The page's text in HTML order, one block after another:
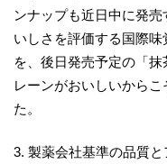
ンナップも近日中に発
いしさを評価する国際
を、後日発売予定の「
レーンがおいしいから
た。
3. 製薬会社基準の品質